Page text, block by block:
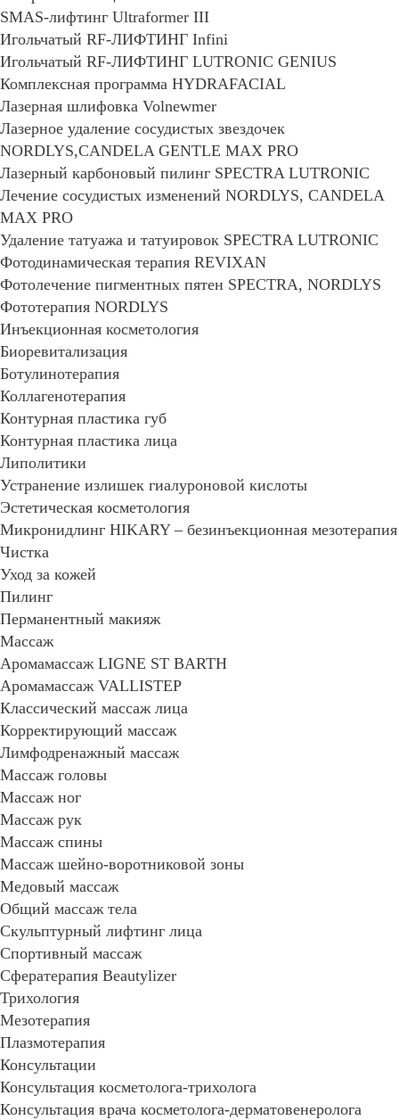
SMAS-лифтинг Ultraformer III
Игольчатый RF-ЛИФТИНГ Infini
Игольчатый RF-ЛИФТИНГ LUTRONIC GENIUS
Комплексная программа HYDRAFACIAL
Лазерная шлифовка Volnewmer
Лазерное удаление сосудистых звездочек
NORDLYS,CANDELA GENTLE MAX PRO
Лазерный карбоновый пилинг SPECTRA LUTRONIC
Лечение сосудистых изменений NORDLYS, CANDELA
MAX PRO
Удаление татуажа и татуировок SPECTRA LUTRONIC
Фотодинамическая терапия REVIXAN
Фотолечение пигментных пятен SPECTRA, NORDLYS
Фототерапия NORDLYS
Инъекционная косметология
Биоревитализация
Ботулинотерапия
Коллагенотерапия
Контурная пластика губ
Контурная пластика лица
Липолитики
Устранение излишек гиалуроновой кислоты
Эстетическая косметология
Микронидлинг HIKARY – безинъекционная мезотерапия
Чистка
Уход за кожей
Пилинг
Перманентный макияж
Массаж
Аромамассаж LIGNE ST BARTH
Аромамассаж VALLISTEP
Классический массаж лица
Корректирующий массаж
Лимфодренажный массаж
Массаж головы
Массаж ног
Массаж рук
Массаж спины
Массаж шейно-воротниковой зоны
Медовый массаж
Общий массаж тела
Скульптурный лифтинг лица
Спортивный массаж
Сфератерапия Beautylizer
Трихология
Мезотерапия
Плазмотерапия
Консультации
Консультация косметолога-трихолога
Консультация врача косметолога-дерматовенеролога